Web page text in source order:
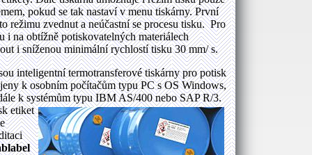
pokud se tak nastaví v menu tiskárny. První
režimu zvednut a neúčastní se procesu tisku. Pro
i na obtížně potiskovatelných materiálech
i sníženou minimální rychlostí tisku 30 mm/ s.
inteligentní termotransferové tiskárny pro potisk
k osobním počítačům typu PC s OS Windows,
k systémům typu IBM AS/400 nebo SAP R/3.
etiket